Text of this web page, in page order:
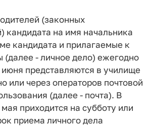
(законных
кандидата на имя начальника
кандидата и прилагаемые к
(далее - личное дело) ежегодно
июня представляются в училище
или через операторов почтовой
(далее - почта). В
приходится на субботу или
приема личного дела